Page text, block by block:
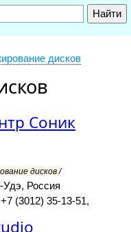
дисков
Соник
дисков /
Россия
(3012) 35-13-51,